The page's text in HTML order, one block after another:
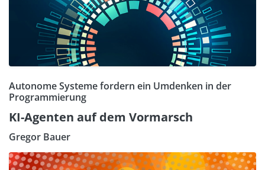
Autonome Systeme fordern ein Umdenken in der
Programmierung
KI-Agenten auf dem Vormarsch
Gregor Bauer